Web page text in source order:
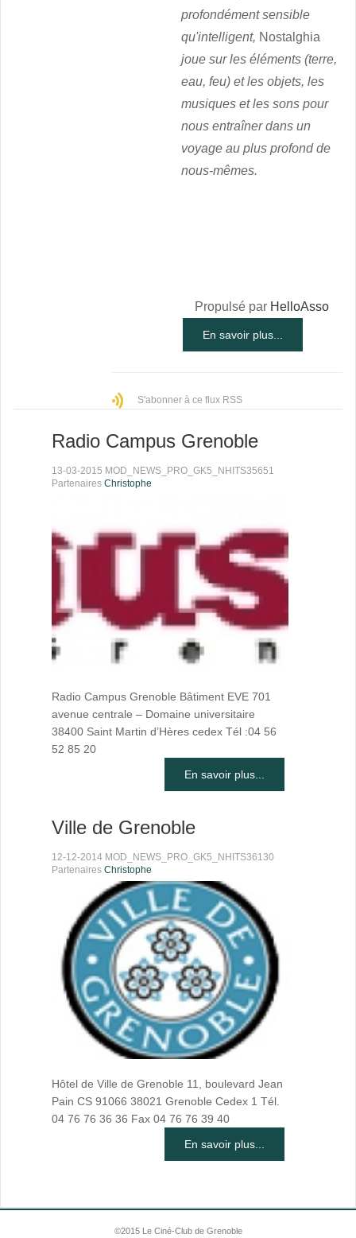
profondément sensible
qu'intelligent, Nostalghia
joue sur les éléments (terre,
eau, feu) et les objets, les
musiques et les sons pour
nous entraîner dans un
voyage au plus profond de
nous-mêmes.
Propulsé par HelloAsso
En savoir plus...
S'abonner à ce flux RSS
Radio Campus Grenoble
13-03-2015 MOD_NEWS_PRO_GK5_NHITS35651
Partenaires Christophe
Radio Campus Grenoble Bâtiment EVE 701
avenue centrale – Domaine universitaire
38400 Saint Martin d’Hères cedex Tél :04 56
52 85 20
En savoir plus...
Ville de Grenoble
12-12-2014 MOD_NEWS_PRO_GK5_NHITS36130
Partenaires Christophe
Hôtel de Ville de Grenoble 11, boulevard Jean
Pain CS 91066 38021 Grenoble Cedex 1 Tél.
04 76 76 36 36 Fax 04 76 76 39 40
En savoir plus...
©2015 Le Ciné-Club de Grenoble